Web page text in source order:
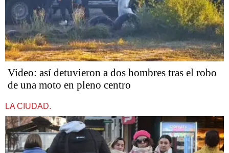
Video: así detuvieron a dos hombres tras el robo
de una moto en pleno centro
LA CIUDAD.